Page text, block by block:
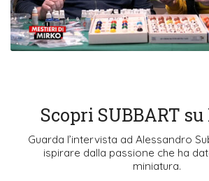
Scopri SUBBART
Guarda l’intervista ad Alessandro
ispirare dalla passione che ha
miniatura.